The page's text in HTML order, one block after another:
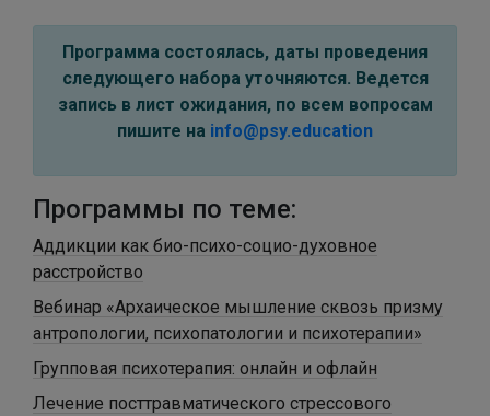
Программа состоялась, даты проведения
следующего набора уточняются. Ведется
запись в лист ожидания, по всем вопросам
пишите на info@psy.education
Программы по теме:
Аддикции как био-психо-социо-духовное
расстройство
Вебинар «Архаическое мышление сквозь призму
антропологии, психопатологии и психотерапии»
Групповая психотерапия: онлайн и офлайн
Лечение посттравматического стрессового